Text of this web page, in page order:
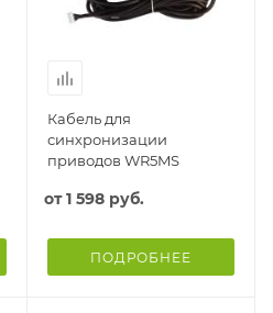
Кабель для
синхронизации
приводов WR5MS
от1 598 руб.
ПОДРОБНЕЕ